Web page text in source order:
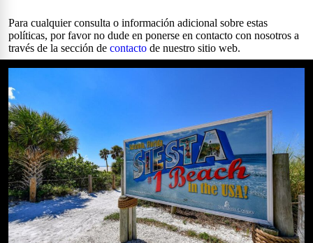
Para cualquier consulta o información adicional sobre estas
políticas, por favor no dude en ponerse en contacto con nosotros a
través de la sección de contacto de nuestro sitio web.